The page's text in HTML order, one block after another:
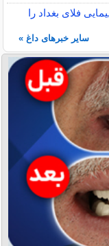
فلای بغداد را
سایر خبرهای داغ »